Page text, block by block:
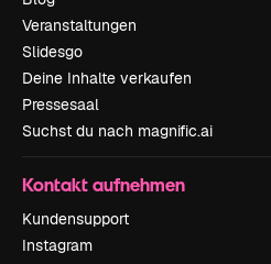
Veranstaltungen
Slidesgo
Deine Inhalte verkaufen
Pressesaal
Suchst du nach magnific.ai
Kontakt aufnehmen
Kundensupport
Instagram